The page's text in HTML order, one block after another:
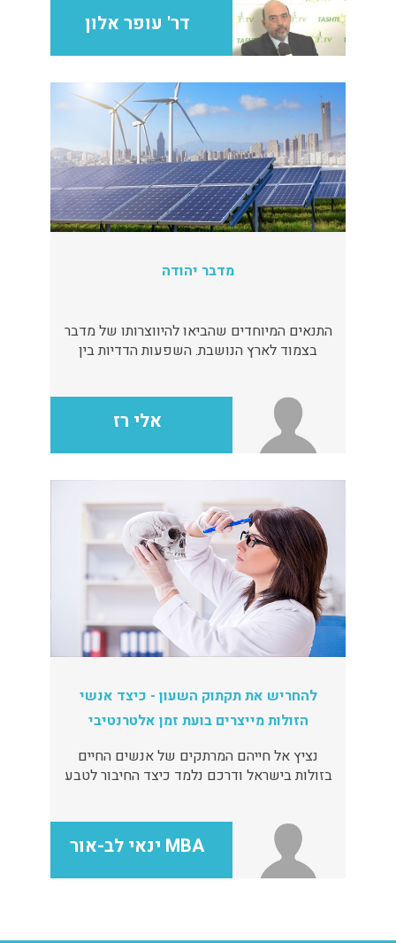
דר' עופר אלון
מדבר יהודה
התנאים המיוחדים שהביאו להיווצרותו של מדבר
בצמוד לארץ הנושבת. השפעות הדדיות בין
מקלט לפורשים ומורדים וגם לבעלי חיים
נכחדים. ייחודו של הטבע במדבר יהודה: חי, צומח
ודומם. מדבר ונווה במדבר. תיירות המדבר.
אלי רז
להחריש את תקתוק השעון - כיצד אנשי
הזולות מייצרים בועת זמן אלטרנטיבי
נציץ אל חייהם המרתקים של אנשים החיים
בזולות בישראל ודרכם נלמד כיצד החיבור לטבע
MBA ינאי לב-אור